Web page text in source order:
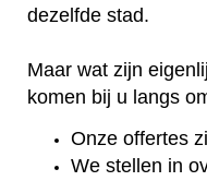
dezelfde stad.
Maar wat zijn
komen bij u langs
Onze offertes
We stellen in